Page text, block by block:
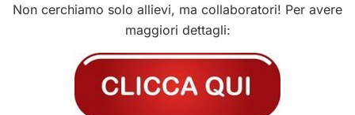
Non cerchiamo solo allievi, ma collaboratori! Per avere
maggiori dettagli: